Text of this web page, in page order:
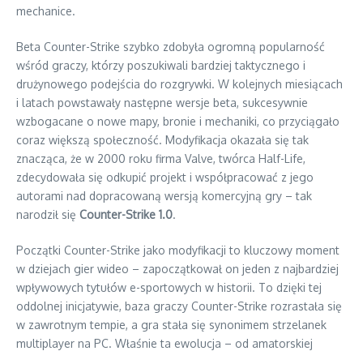
mechanice.
Beta Counter-Strike szybko zdobyła ogromną popularność
wśród graczy, którzy poszukiwali bardziej taktycznego i
drużynowego podejścia do rozgrywki. W kolejnych miesiącach
i latach powstawały następne wersje beta, sukcesywnie
wzbogacane o nowe mapy, bronie i mechaniki, co przyciągało
coraz większą społeczność. Modyfikacja okazała się tak
znacząca, że w 2000 roku firma Valve, twórca Half-Life,
zdecydowała się odkupić projekt i współpracować z jego
autorami nad dopracowaną wersją komercyjną gry – tak
narodził się Counter-Strike 1.0.
Początki Counter-Strike jako modyfikacji to kluczowy moment
w dziejach gier wideo – zapoczątkował on jeden z najbardziej
wpływowych tytułów e-sportowych w historii. To dzięki tej
oddolnej inicjatywie, baza graczy Counter-Strike rozrastała się
w zawrotnym tempie, a gra stała się synonimem strzelanek
multiplayer na PC. Właśnie ta ewolucja – od amatorskiej